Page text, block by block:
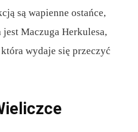
są wapienne ostańce,
Maczuga Herkulesa,
wydaje się przeczyć